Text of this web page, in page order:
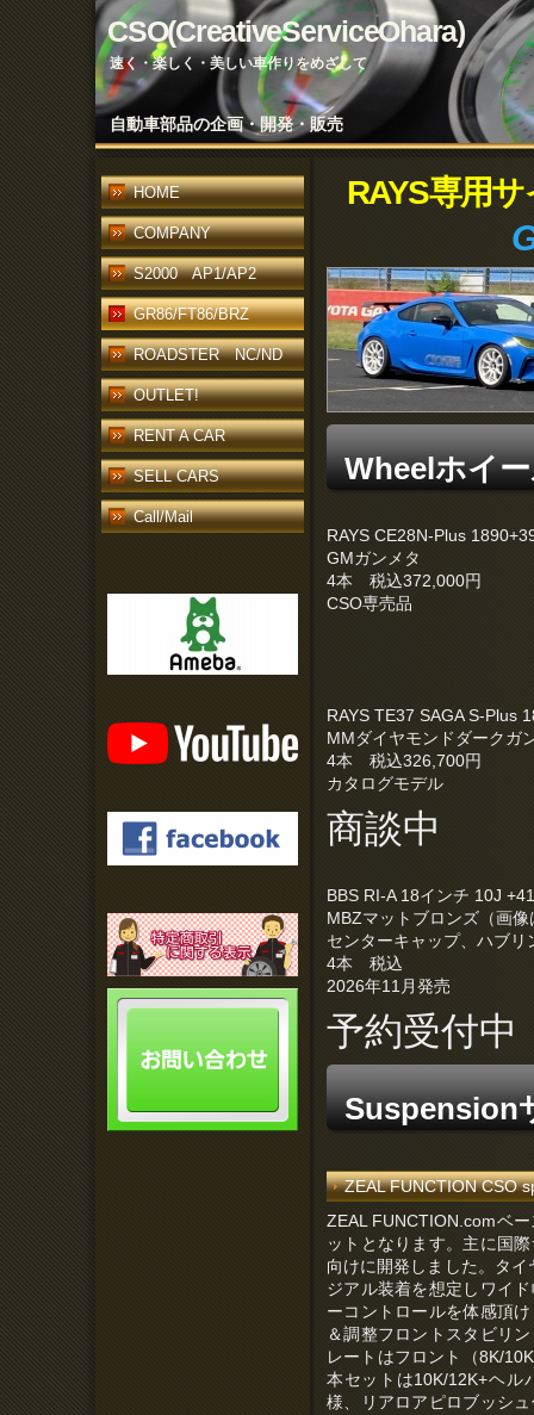
CSO(CreativeServiceOhara)
速く・楽しく・美しい車作りをめざして
自動車部品の企画・開発・販売
HOME
COMPANY
S2000 AP1/AP2
GR86/FT86/BRZ
ROADSTER NC/ND
OUTLET!
RENT A CAR
SELL CARS
Call/Mail
RAYS専用
Wheelホイ
RAYS CE28N-Plus
GMガンメタ
4本 税込372,000円
CSO専売品
RAYS TE37 SAGA S-Plus
MMダイヤモンドダークガ
4本 税込326,700円
カタログモデル
商談中
BBS RI-A 18インチ 10J
MBZマットブロンズ（画
センターキャップ、ハブリ
4本 税込
2026年11月発売
予約受付中
Suspension
ZEAL FUNCTION CSO
ZEAL FUNCTION.comベ
ットとなります。主に国
向けに開発しました。タ
ジアル装着を想定しワイ
ーコントロールを体感頂
＆調整フロントスタビリ
レートはフロント（8K/
本セットは10K/12K+ヘ
様、リアロアピロブッシ